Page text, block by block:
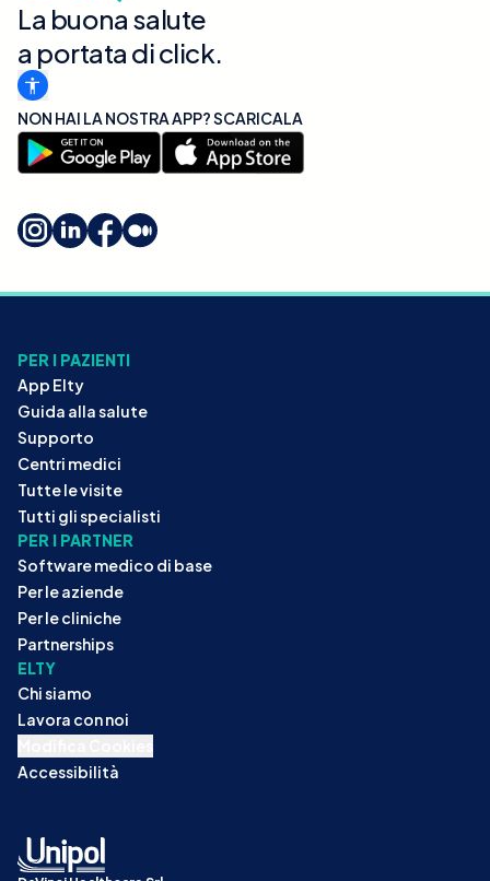
La buona salute
a portata di click.
NON HAI LA NOSTRA APP? SCARICALA
PER I PAZIENTI
App Elty
Guida alla salute
Supporto
Centri medici
Tutte le visite
Tutti gli specialisti
PER I PARTNER
Software medico di base
Per le aziende
Per le cliniche
Partnerships
ELTY
Chi siamo
Lavora con noi
Accessibilità